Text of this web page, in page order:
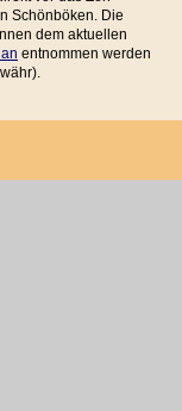
Schönböken. Die
dem aktuellen
entnommen werden